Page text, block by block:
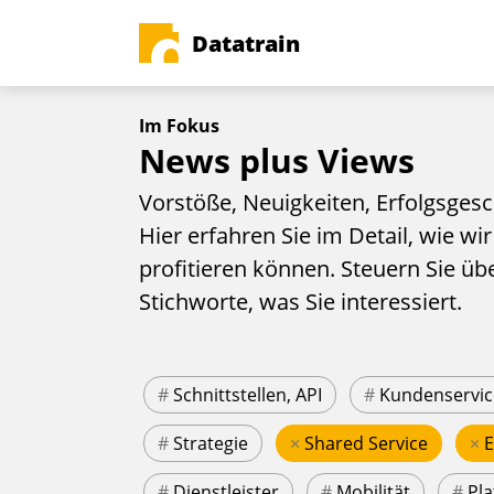
Datatrain
Im Fokus
News plus Views
Vorstöße, Neuigkeiten,
Hier erfahren Sie im Detail, wie
profitieren können. Steuern Sie
Stichworte, was Sie interessiert.
#Schnittstellen, API #
#Strategie × Shared Service ×